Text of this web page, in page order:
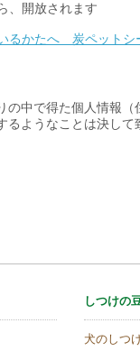
、開放されます
るかたへ 炭ペットシ
の中で得た個人情報
ようなことは決して
しつけの
犬のしつ